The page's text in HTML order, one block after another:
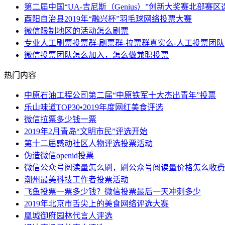
第二届中国“UA-吉尼斯（Genius）”创新大奖赛北部赛
酉阳自治县2019年“融兴杯”羽毛球网络投票大赛
微信限制地区的活动怎么刷票
专业人工刷票投票群-刷票群-拉票群真实么-人工投票团队
微信投票团队怎么加入，怎么做兼职投票
热门内容
中原石油工程公司第二届“中原铁军十大杰出青年”投票
乐山味道TOP30•2019年度网红美食评选
微信拉票多少钱一票
2019年2月青岛“文明市民”评选开始
第十二届感动社区人物评选投票活动
伪造微信openid投票
微信公众号阅读量怎么刷，刷公众号阅读量价格怎么收费
潮州最美科技工作者投票活动
飞鱼投票一票多少钱？微信投票最后一天冲刺多少
2019年北京市舌尖上的美食网络评选大赛
凰城御府园林代言人评选